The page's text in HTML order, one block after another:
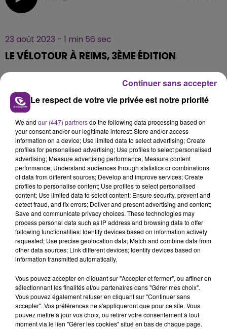
23 août 2023 - 1 min 56 sec
LE VÉLOTOUR À REIMS, 3ÈME ÉDITION
Chaque jour la rédaction CHAMPAGNE FM, vous
propose un ZOOM sur un sujet d'actualité. Rencontre
avec les personnalités qui font l'actu dans notre
région.
TITRES DIFFUSÉS
1h45
1h45 1h42
1h42
Le respect de votre vie privée est notre priorité
We and our (447) partnersdo the following data processing based on
your consent and/or our legitimate interest: Store and/or access
information on a device; Use limited data to select advertising; Create
profiles for personalised advertising; Use profiles to select personalised
advertising; Measure advertising performance; Measure content
performance; Understand audiences through statistics or combinations
of data from different sources; Develop and improve services; Create
profiles to personalise content; Use profiles to select personalised
content; Use limited data to select content; Ensure security, prevent and
detect fraud, and fix errors; Deliver and present advertising and content;
Save and communicate privacy choices. These technologies may
process personal data such as IP address and browsing data to offer
following functionalities: Identify devices based on information actively
requested; Use precise geolocation data; Match and combine data from
other data sources; Link different devices; Identify devices based on
information transmitted automatically.
Vous pouvez accepter en cliquant sur "Accepter et fermer", ou affiner en
sélectionnant les finalités et/ou partenaires dans "Gérer mes choix".
Vous pouvez également refuser en cliquant sur "Continuer sans
accepter". Vos préférences ne s'appliqueront que pour ce site. Vous
pouvez mettre à jour vos choix, ou retirer votre consentement à tout
moment via le lien "Gérer les cookies" situé en bas de chaque page.
Continuer sans accepter